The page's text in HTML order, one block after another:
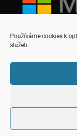
Používáme cookies k
služeb.
Copyright ©